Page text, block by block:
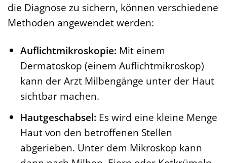
die Diagnose zu sichern, können verschiedene
Methoden angewendet werden:
Auflichtmikroskopie: Mit einem
Dermatoskop (einem Auflichtmikroskop)
kann der Arzt Milbengänge unter der Haut
sichtbar machen.
Hautgeschabsel: Es wird eine kleine Menge
Haut von den betroffenen Stellen
abgerieben. Unter dem Mikroskop kann